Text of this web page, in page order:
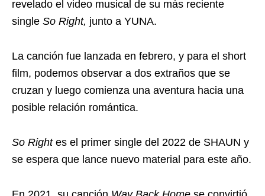
revelado el video musical de su más reciente
single So Right, junto a YUNA.
La canción fue lanzada en febrero, y para el short
film, podemos observar a dos extraños que se
cruzan y luego comienza una aventura hacia una
posible relación romántica.
So Rightes el primer single del 2022 de SHAUN y
se espera que lance nuevo material para este año.